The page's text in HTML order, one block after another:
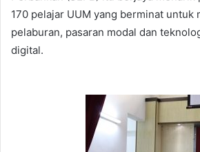
170 pelajar UUM yang berminat untuk
pelaburan, pasaran modal dan
digital.